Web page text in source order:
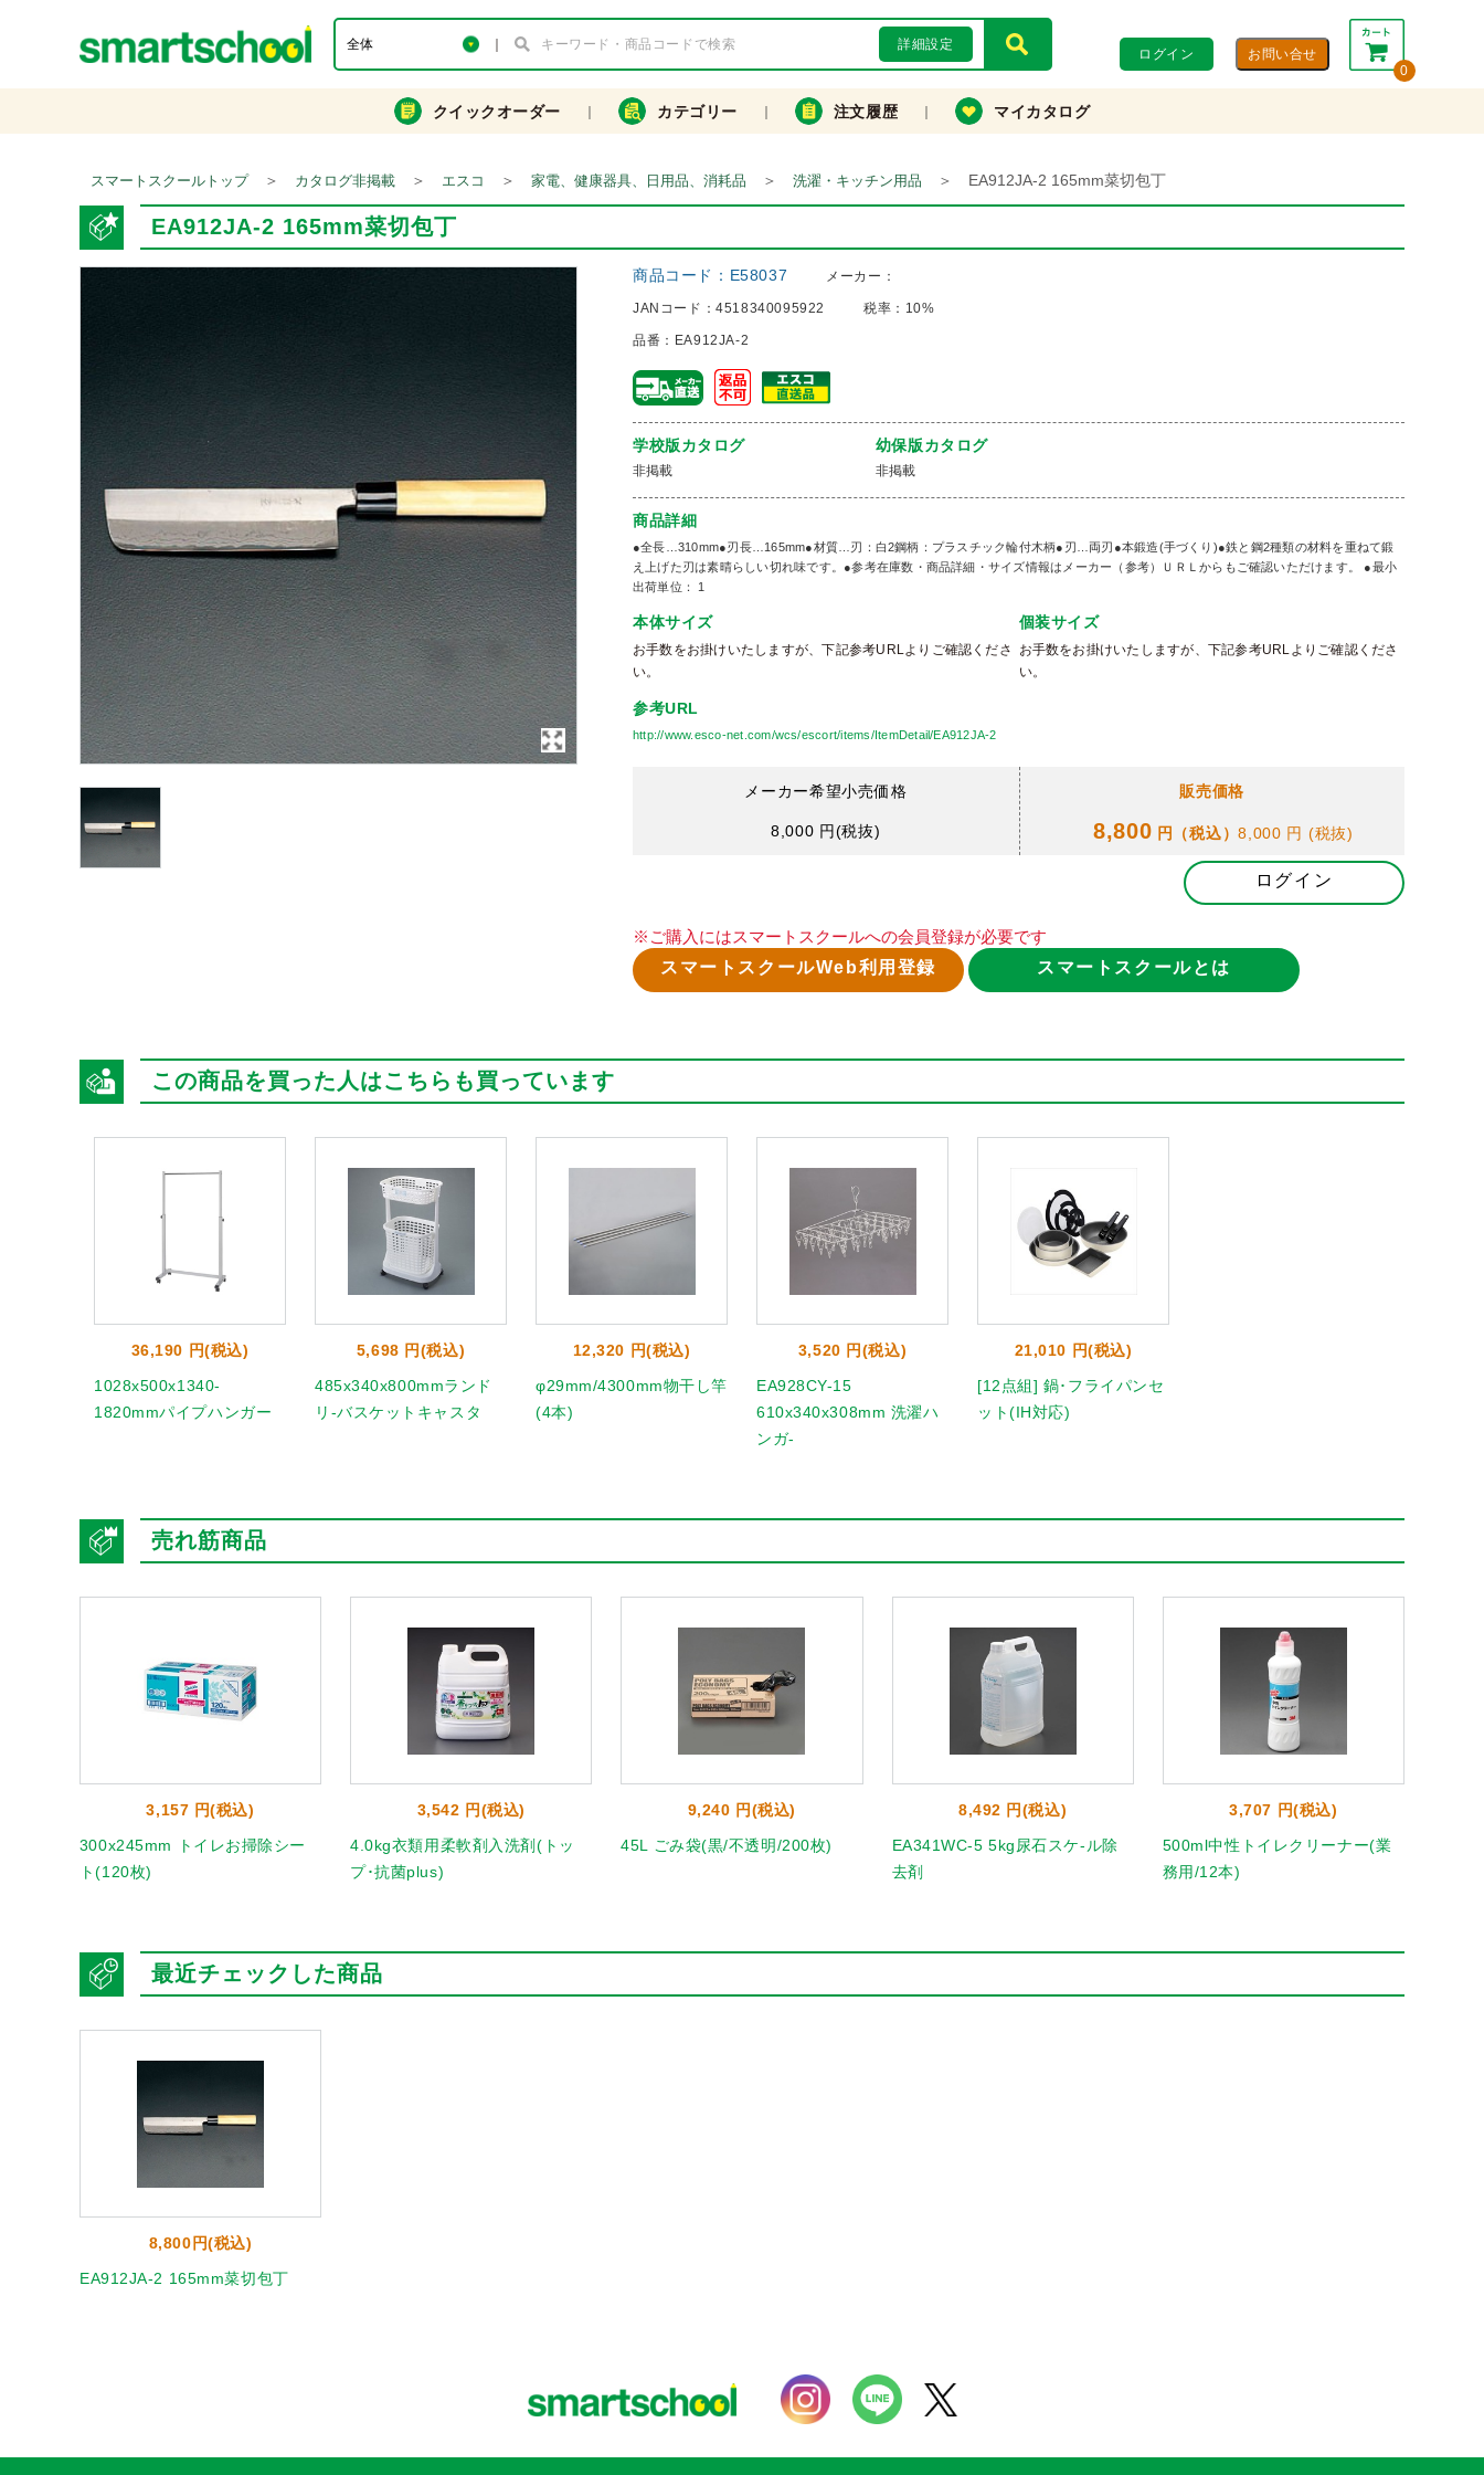
詳細設定
ログイン
0
合計： 0円
カートを見る・注文する
クイックオーダー カテゴリー 注文履歴 マイカタログ
スマートスクールトップ ＞ カタログ非掲載 ＞ エスコ ＞ 家電、健康器具、日用品、消耗品 ＞ 洗濯・キッチン用品 ＞ EA912JA-2 165mm菜切包丁
EA912JA-2 165mm菜切包丁
商品コード： E58037 メーカー：
JANコード：4518340095922 税率： 10%
品番： EA912JA-2
学校版カタログ
非掲載
幼保版カタログ
非掲載
商品詳細
●全長…310mm●刃長…165mm●材質…刃：白2鋼柄：プラスチック輪付木柄●刃…両刃●本鍛造(手づくり)●鉄と鋼2種類の材料を重ねて鍛
え上げた刃は素晴らしい切れ味です。●参考在庫数・商品詳細・サイズ情報はメーカー（参考）ＵＲＬからもご確認いただけます。 ●最小
出荷単位： 1
本体サイズ
お手数をお掛けいたしますが、下記参考URLよりご確認くださ
い。
個装サイズ
お手数をお掛けいたしますが、下記参考URLよりご確認くださ
い。
参考URL
http://www.esco-net.com/wcs/escort/items/ItemDetail/EA912JA-2
メーカー希望小売価格
8,000 円(税抜)
販売価格
8,800 円（税込）8,000 円 (税抜)
ログイン
※ご購入にはスマートスクールへの会員登録が必要です
スマートスクールWeb利用登録
スマートスクールとは
この商品を買った人はこちらも買っています
36,190 円(税込)
1028x500x1340-
1820mmパイプハンガー
5,698 円(税込)
485x340x800mmランド
リ-バスケットキャスタ
12,320 円(税込)
φ29mm/4300mm物干し竿
(4本)
3,520 円(税込)
EA928CY-15
610x340x308mm 洗濯ハ
ンガ-
21,010 円(税込)
[12点組] 鍋･フライパンセ
ット(IH対応)
売れ筋商品
3,157 円(税込)
300x245mm トイレお掃除シー
ト(120枚)
3,542 円(税込)
4.0kg衣類用柔軟剤入洗剤(トッ
プ･抗菌plus)
9,240 円(税込)
45L ごみ袋(黒/不透明/200枚)
8,492 円(税込)
EA341WC-5 5kg尿石スケ-ル除
去剤
3,707 円(税込)
500ml中性トイレクリーナー(業
務用/12本)
最近チェックした商品
8,800円(税込)
EA912JA-2 165mm菜切包丁